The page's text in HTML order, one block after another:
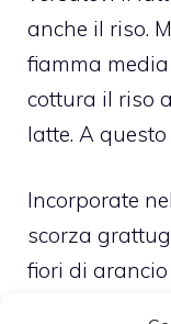
anche il riso.
fiamma media
cottura il riso
latte. A
Incorporate
scorza
fiori di arancio